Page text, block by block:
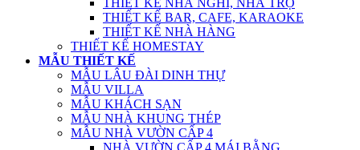
THIẾT KẾ NHÀ NGHỈ, NHÀ TRỌ
THIẾT KẾ BAR, CAFE, KARAOKE
THIẾT KẾ NHÀ HÀNG
THIẾT KẾ HOMESTAY
MẪU THIẾT KẾ
MẪU LÂU ĐÀI DINH THỰ
MẪU VILLA
MẪU KHÁCH SẠN
MẪU NHÀ KHUNG THÉP
MẪU NHÀ VƯỜN CẤP 4
NHÀ VƯỜN CẤP 4 MÁI BẰNG